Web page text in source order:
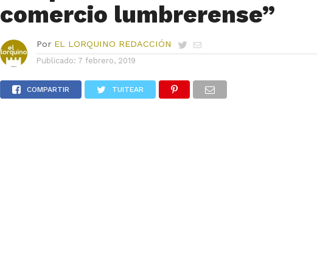
comercio lumbrerense”
Por EL LORQUINO REDACCIÓN
Publicado: 7 febrero, 2019
COMPARTIR TUITEAR